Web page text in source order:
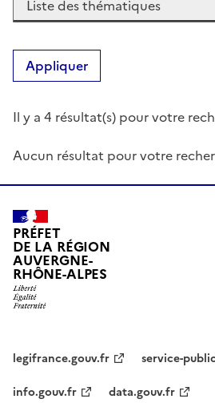
Appliquer
Il y a 4 résultat(s) pour votre
Aucun résultat pour votre
PRÉFET
DE LA RÉGION
AUVERGNE-
RHÔNE-ALPES
legifrance.gouv.fr
service-
info.gouv.fr
data.gouv.fr